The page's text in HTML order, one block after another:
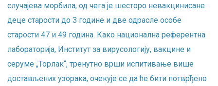
случајева морбила, од чега је шесторо невакцинисане
деце старости до 3 године и две одрасле особе
старости 47 и 49 година. Како национална референтна
лабораторија, Институт за вирусологију, вакцине и
серуме „Торлак“, тренутно врши испитивање више
достављених узорака, очекује се да ће бити потврђено